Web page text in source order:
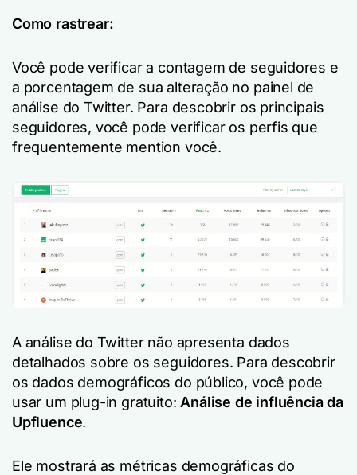
Como rastrear:
Você pode verificar a contagem de seguidores e
a porcentagem de sua alteração no painel de
análise do Twitter. Para descobrir os principais
seguidores, você pode verificar os perfis que
frequentemente mention você.
A análise do Twitter não apresenta dados
detalhados sobre os seguidores. Para descobrir
os dados demográficos do público, você pode
usar um plug-in gratuito: Análise de influência da
Upfluence.
Ele mostrará as métricas demográficas do